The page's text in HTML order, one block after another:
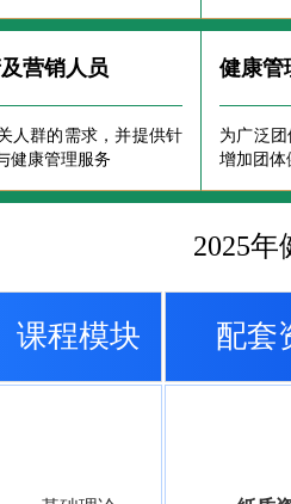
营销人员
人群的需求，并提供针
健康管理服务
健康管
为广泛团
增加团体
2025
课程模块 配套